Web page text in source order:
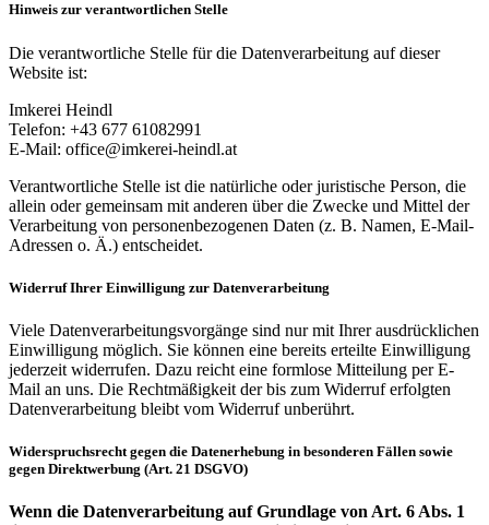
Hinweis zur verantwortlichen Stelle
Die verantwortliche Stelle für die Datenverarbeitung auf dieser
Website ist:
Imkerei Heindl
Telefon: +43 677 61082991
E-Mail: office@imkerei-heindl.at
Verantwortliche Stelle ist die natürliche oder juristische Person, die
allein oder gemeinsam mit anderen über die Zwecke und Mittel der
Verarbeitung von personenbezogenen Daten (z. B. Namen, E-Mail-
Adressen o. Ä.) entscheidet.
Widerruf Ihrer Einwilligung zur Datenverarbeitung
Viele Datenverarbeitungsvorgänge sind nur mit Ihrer ausdrücklichen
Einwilligung möglich. Sie können eine bereits erteilte Einwilligung
jederzeit widerrufen. Dazu reicht eine formlose Mitteilung per E-
Mail an uns. Die Rechtmäßigkeit der bis zum Widerruf erfolgten
Datenverarbeitung bleibt vom Widerruf unberührt.
Widerspruchsrecht gegen die Datenerhebung in besonderen Fällen sowie
gegen Direktwerbung (Art. 21 DSGVO)
Wenn die Datenverarbeitung auf Grundlage von Art. 6 Abs. 1